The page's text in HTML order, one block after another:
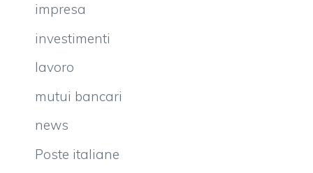
impresa
investimenti
lavoro
mutui bancari
news
Poste italiane